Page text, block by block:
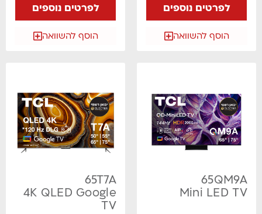
לפרטים נוספים
הוסף להשוואה
לפרטים נוספים
הוסף להשוואה
65QM9A
Mini LED TV
65T7A
4K QLED Google
TV